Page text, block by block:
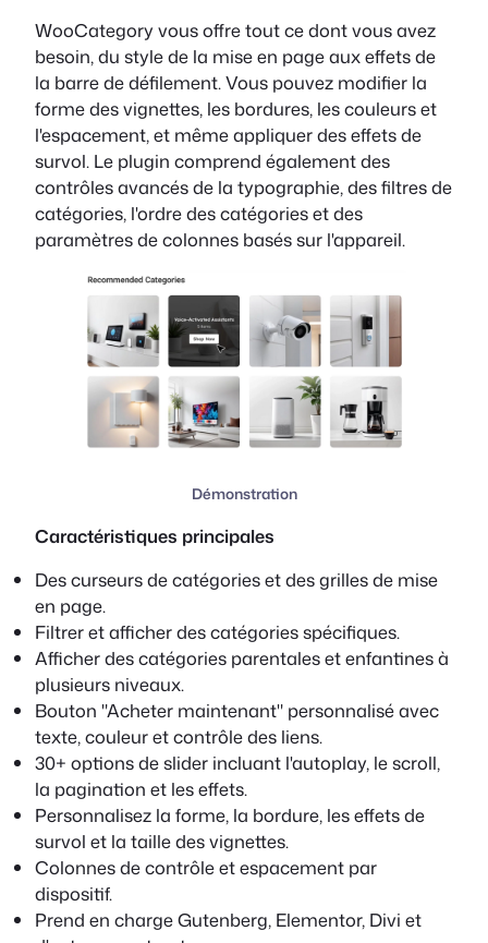
WooCategory vous offre tout ce dont vous avez
besoin, du style de la mise en page aux effets de
la barre de défilement. Vous pouvez modifier la
forme des vignettes, les bordures, les couleurs et
l'espacement, et même appliquer des effets de
survol. Le plugin comprend également des
contrôles avancés de la typographie, des filtres de
catégories, l'ordre des catégories et des
paramètres de colonnes basés sur l'appareil.
Démonstration
Caractéristiques principales
Des curseurs de catégories et des grilles de mise
en page.
Filtrer et afficher des catégories spécifiques.
Afficher des catégories parentales et enfantines à
plusieurs niveaux.
Bouton "Acheter maintenant" personnalisé avec
texte, couleur et contrôle des liens.
30+ options de slider incluant l'autoplay, le scroll,
la pagination et les effets.
Personnalisez la forme, la bordure, les effets de
survol et la taille des vignettes.
Colonnes de contrôle et espacement par
dispositif.
Prend en charge Gutenberg, Elementor, Divi et